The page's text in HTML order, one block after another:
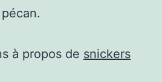
à propos de snickers